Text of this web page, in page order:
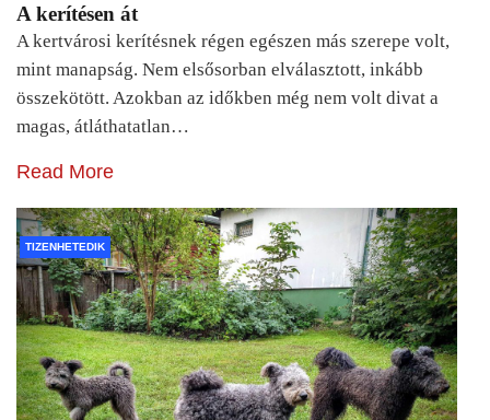
A kerítésen át
A kertvárosi kerítésnek régen egészen más szerepe volt,
mint manapság. Nem elsősorban elválasztott, inkább
összekötött. Azokban az időkben még nem volt divat a
magas, átláthatatlan…
Read More
TIZENHETEDIK